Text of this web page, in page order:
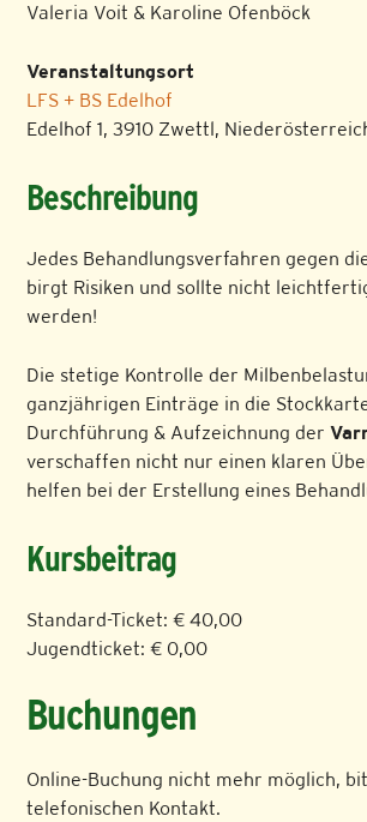
Valeria Voit & Karoline Ofenböck
Veranstaltungsort
LFS + BS Edelhof
Edelhof 1, 3910 Zwettl,
Beschreibung
Jedes Behandlungsverfahren gegen
birgt Risiken und sollte nicht
werden!
Die stetige Kontrolle der
ganzjährigen Einträge in die
Durchführung & Aufzeichnung der
verschaffen nicht nur einen klaren
helfen bei der Erstellung eines
Kursbeitrag
Standard-Ticket: € 40,00
Jugendticket: € 0,00
Buchungen
Online-Buchung nicht mehr möglich,
telefonischen Kontakt.